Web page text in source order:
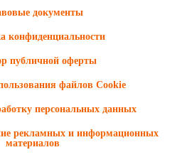
документы
конфиденциальности
публичной оферты
файлов Cookie
персональных данных
рекламных и информационных
материалов